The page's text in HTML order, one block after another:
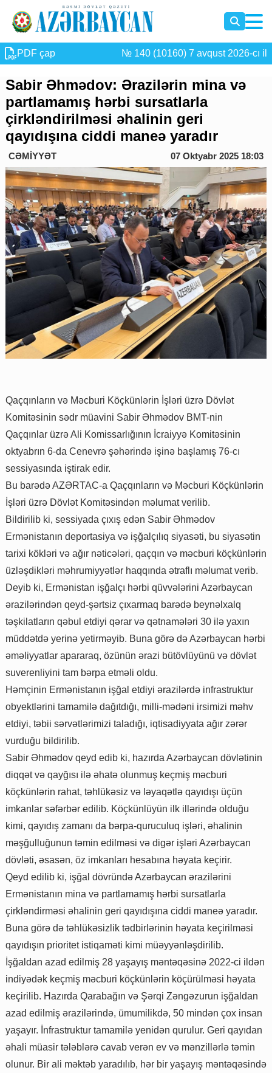
PDF çap № 140 (10160) 7 avqust 2026-cı il
Sabir Əhmədov: Ərazilərin mina və
partlamamış hərbi sursatlarla
çirkləndirilməsi əhalinin geri
qayıdışına ciddi maneə yaradır
CƏMİYYƏT 07 Oktyabr 2025 18:03
Qaçqınların və Məcburi Köçkünlərin İşləri üzrə Dövlət
Komitəsinin sədr müavini Sabir Əhmədov BMT-nin
Qaçqınlar üzrə Ali Komissarlığının İcraiyyə Komitəsinin
oktyabrın 6-da Cenevrə şəhərində işinə başlamış 76-cı
sessiyasında iştirak edir.
Bu barədə AZƏRTAC-a Qaçqınların və Məcburi Köçkünlərin
İşləri üzrə Dövlət Komitəsindən məlumat verilib.
Bildirilib ki, sessiyada çıxış edən Sabir Əhmədov
Ermənistanın deportasiya və işğalçılıq siyasəti, bu siyasətin
tarixi kökləri və ağır nəticələri, qaçqın və məcburi köçkünlərin
üzləşdikləri məhrumiyyətlər haqqında ətraflı məlumat verib.
Deyib ki, Ermənistan işğalçı hərbi qüvvələrini Azərbaycan
ərazilərindən qeyd-şərtsiz çıxarmaq barədə beynəlxalq
təşkilatların qəbul etdiyi qərar və qətnamələri 30 ilə yaxın
müddətdə yerinə yetirməyib. Buna görə də Azərbaycan hərbi
əməliyyatlar apararaq, özünün ərazi bütövlüyünü və dövlət
suverenliyini tam bərpa etməli oldu.
Həmçinin Ermənistanın işğal etdiyi ərazilərdə infrastruktur
obyektlərini tamamilə dağıtdığı, milli-mədəni irsimizi məhv
etdiyi, təbii sərvətlərimizi taladığı, iqtisadiyyata ağır zərər
vurduğu bildirilib.
Sabir Əhmədov qeyd edib ki, hazırda Azərbaycan dövlətinin
diqqət və qayğısı ilə əhatə olunmuş keçmiş məcburi
köçkünlərin rahat, təhlükəsiz və ləyaqətlə qayıdışı üçün
imkanlar səfərbər edilib. Köçkünlüyün ilk illərində olduğu
kimi, qayıdış zamanı da bərpa-quruculuq işləri, əhalinin
məşğulluğunun təmin edilməsi və digər işləri Azərbaycan
dövləti, əsasən, öz imkanları hesabına həyata keçirir.
Qeyd edilib ki, işğal dövründə Azərbaycan ərazilərini
Ermənistanın mina və partlamamış hərbi sursatlarla
çirkləndirməsi əhalinin geri qayıdışına ciddi maneə yaradır.
Buna görə də təhlükəsizlik tədbirlərinin həyata keçirilməsi
qayıdışın prioritet istiqaməti kimi müəyyənləşdirilib.
İşğaldan azad edilmiş 28 yaşayış məntəqəsinə 2022-ci ildən
indiyədək keçmiş məcburi köçkünlərin köçürülməsi həyata
keçirilib. Hazırda Qarabağın və Şərqi Zəngəzurun işğaldan
azad edilmiş ərazilərində, ümumilikdə, 50 mindən çox insan
yaşayır. İnfrastruktur tamamilə yenidən qurulur. Geri qayıdan
əhali müasir tələblərə cavab verən ev və mənzillərlə təmin
olunur. Bir ali məktəb yaradılıb, hər bir yaşayış məntəqəsində